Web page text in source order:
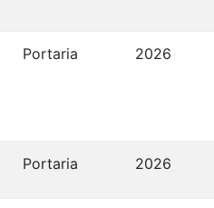
Portaria 2026
Portaria 2026